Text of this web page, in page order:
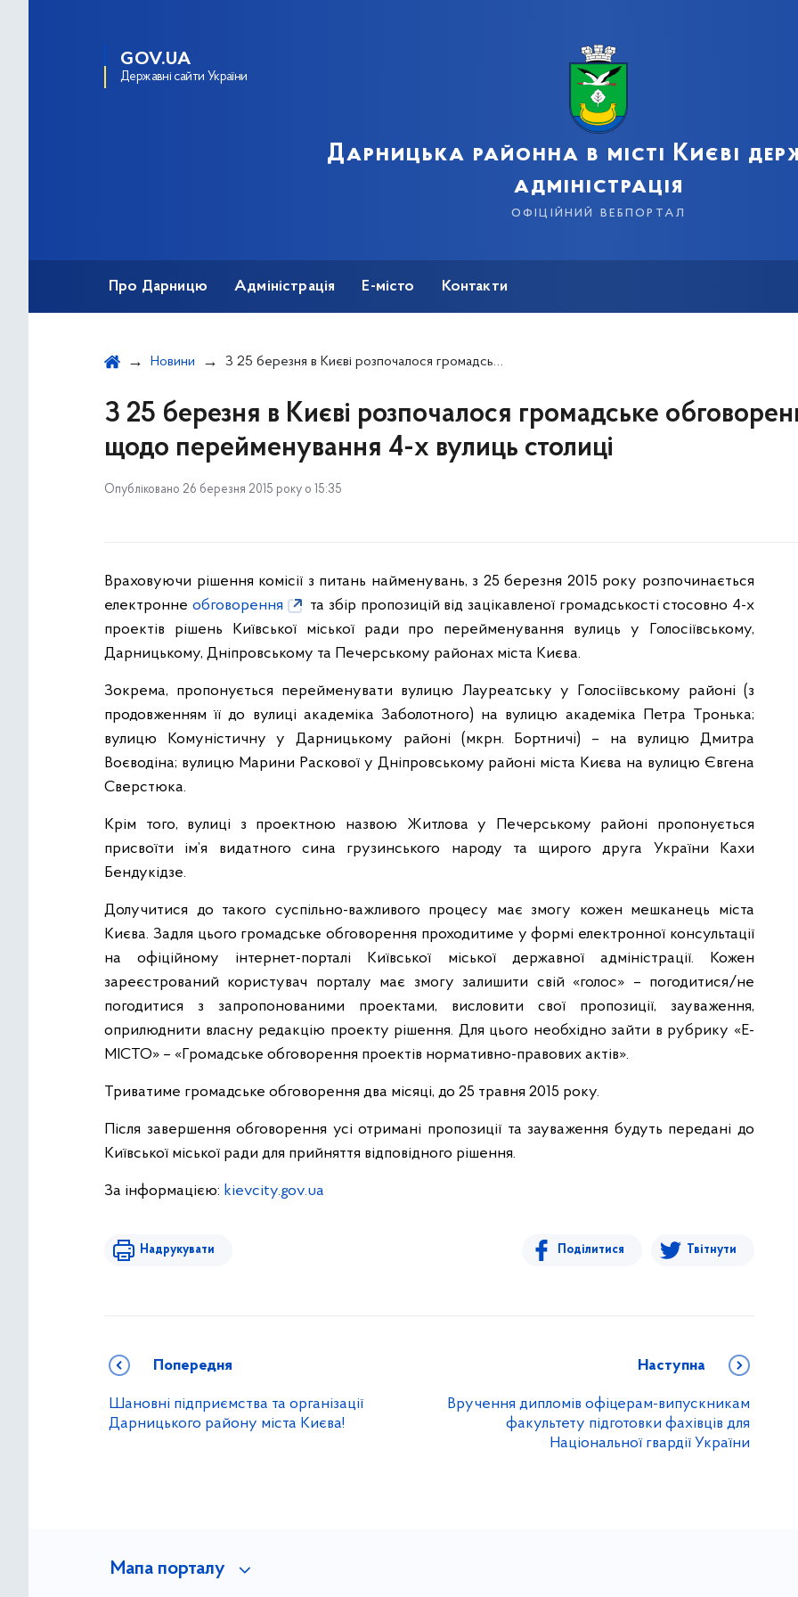
GOV.UA
Державні сайти України
Дарницька районна в місті Києві
адміністрація
офіційний вебпортал
Про Дарницю Адміністрація Е-місто Контакти
Новини З 25 березня в Києві розпочалося громадське обговорення щодо перейменування 4-х вулиць столиці
З 25 березня в Києві розпочалося громадське
щодо перейменування 4-х вулиць столиці
Опубліковано 26 березня 2015 року о 15:35
Враховуючи рішення комісії з питань найменувань, з 25 березня 2015 року розпочинається
електронне обговорення
та збір пропозицій від зацікавленої громадськості стосовно 4-х
проектів рішень Київської міської ради про перейменування вулиць у Голосіївському,
Дарницькому, Дніпровському та Печерському районах міста Києва.
Зокрема, пропонується перейменувати вулицю Лауреатську у Голосіївському районі (з
продовженням її до вулиці академіка Заболотного) на вулицю академіка Петра Тронька;
вулицю Комуністичну у Дарницькому районі (мкрн. Бортничі) – на вулицю Дмитра
Воєводіна; вулицю Марини Раскової у Дніпровському районі міста Києва на вулицю Євгена
Сверстюка.
Крім того, вулиці з проектною назвою Житлова у Печерському районі пропонується
присвоїти ім’я видатного сина грузинського народу та щирого друга України Кахи
Бендукідзе.
Долучитися до такого суспільно-важливого процесу має змогу кожен мешканець міста
Києва. Задля цього громадське обговорення проходитиме у формі електронної консультації
на офіційному інтернет-порталі Київської міської державної адміністрації. Кожен
зареєстрований користувач порталу має змогу залишити свій «голос» – погодитися/не
погодитися з запропонованими проектами, висловити свої пропозиції, зауваження,
оприлюднити власну редакцію проекту рішення. Для цього необхідно зайти в рубрику «Е-
МІСТО» – «Громадське обговорення проектів нормативно-правових актів».
Триватиме громадське обговорення два місяці, до 25 травня 2015 року.
Після завершення обговорення усі отримані пропозиції та зауваження будуть передані до
Київської міської ради для прийняття відповідного рішення.
За інформацією: kievcity.gov.ua
Надрукувати Поділитися Твітнути
Попередня
Шановні підприємства та організації
Дарницького району міста Києва!
Наступна
Вручення дипломів офіцерам-випускникам
факультету підготовки фахівців для
Національної гвардії України
Мапа порталу